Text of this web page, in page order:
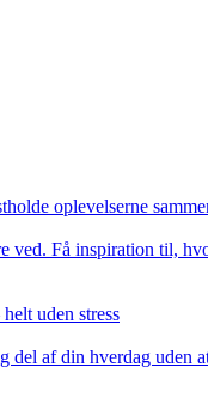
oplevelserne
ved. Få inspiration til,
uden stress
del af din hverdag uden